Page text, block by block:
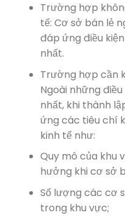
Trường hợp
tế: Cơ sở bán lẻ
đáp ứng điều
nhất.
Trường hợp cần
Ngoài những
nhất, khi thành
ứng các tiêu chí
kinh tế như:
Quy mô của khu
hưởng khi cơ sở
Số lượng các cơ
trong khu vực;